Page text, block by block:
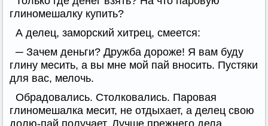
глиномешалку купить?
А делец, заморский хитрец, смеется:
─ Зачем деньги? Дружба дороже! Я вам буду
глину месить, а вы мне мой пай вносить. Пустяки
для вас, мелочь.
Обрадовались. Столковались. Паровая
глиномешалка месит, не отдыхает, а делец свою
долю-пай получает. Лучше прежнего дела